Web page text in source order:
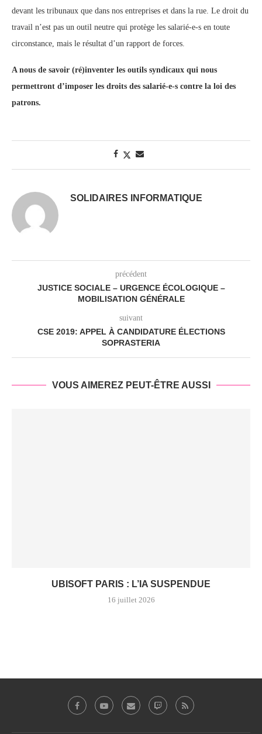
devant les tribunaux que dans nos entreprises et dans la rue. Le droit du
travail n’est pas un outil neutre qui protège les salarié-e-s en toute
circonstance, mais le résultat d’un rapport de forces.
A nous de savoir (ré)inventer les outils syndicaux qui nous
permettront d’imposer les droits des salarié-e-s contre la loi des
patrons.
SOLIDAIRES INFORMATIQUE
précédent
JUSTICE SOCIALE – URGENCE ÉCOLOGIQUE –
MOBILISATION GÉNÉRALE
suivant
CSE 2019: APPEL À CANDIDATURE ÉLECTIONS
SOPRASTERIA
VOUS AIMEREZ PEUT-ÊTRE AUSSI
UBISOFT PARIS : L’IA SUSPENDUE
16 juillet 2026